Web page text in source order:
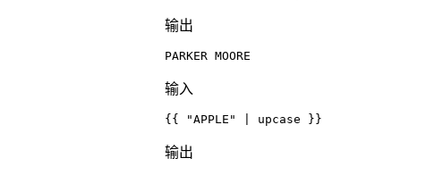
输出
PARKER MOORE
输入
{{ "APPLE" | upcase }}
输出